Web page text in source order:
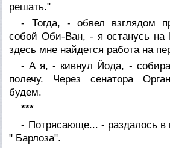
решать."
- Тогда, - обвел взглядом
собой Оби-Ван, - я останусь на
здесь мне найдется работа на
- А я, - кивнул Йода, -
полечу. Через сенатора
будем.
***
- Потрясающе... - раздалось в
" Барлоза".